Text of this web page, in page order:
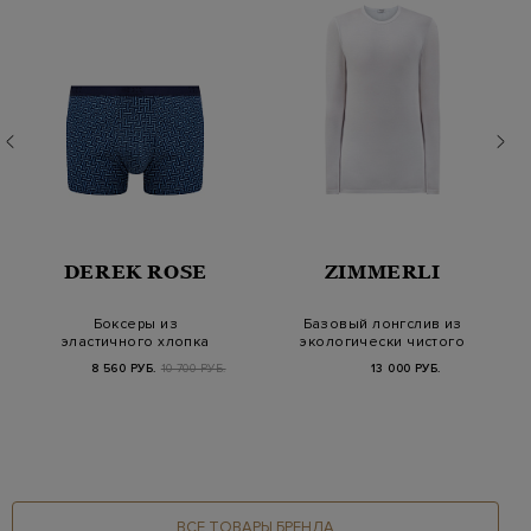
DEREK ROSE
Боксеры из
эластичного хлопка
Pima с
геометрическим пр…
8 560 РУБ. 10 700 РУБ.
ZIMMERLI
Базовый лонгслив из
экологически чистого
модала
13 000 РУБ.
ВСЕ ТОВАРЫ БРЕНДА